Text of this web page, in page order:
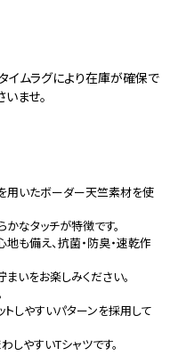
イムラグにより在庫が確保で
ませ。
用いたボーダー天竺素材を使
なタッチが特徴です。
も備え、抗菌・防臭・速乾作
いをお楽しみください。
しやすいパターンを採用して
しやすいTシャツです。